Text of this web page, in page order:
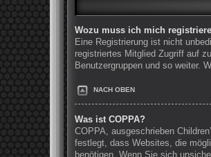
Wozu muss ich mich
Eine Registrierung ist nicht
registriertes Mitglied Zugriff auf
Benutzergruppen und so weiter.
NACH OBEN
Was ist COPPA?
COPPA, ausgeschrieben
festlegt, dass Websites, die
benötigen. Wenn Sie sich